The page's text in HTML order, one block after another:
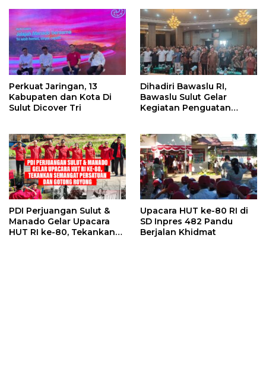
Digital Terbaik
Perkuat Jaringan, 13
Kabupaten dan Kota Di
Sulut Dicover Tri
Dihadiri Bawaslu RI,
Bawaslu Sulut Gelar
Kegiatan Penguatan
PDI Perjuangan Sulut &
Manado Gelar Upacara
HUT RI ke-80, Tekankan
Upacara HUT ke-80 RI di
SD Inpres 482 Pandu
Berjalan Khidmat